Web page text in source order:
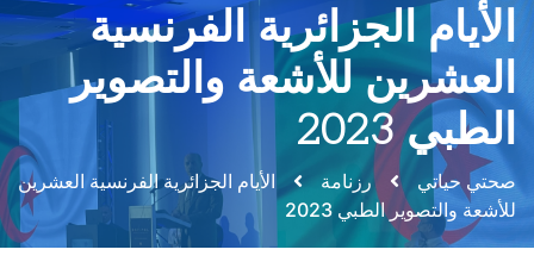
الأيام الجزائرية الفرنسية
العشرين للأشعة والتصوير
الطبي 2023
صحتي حياتي رزنامة
الأيام الجزائرية الفرنسية العشرين
للأشعة والتصوير الطبي 2023